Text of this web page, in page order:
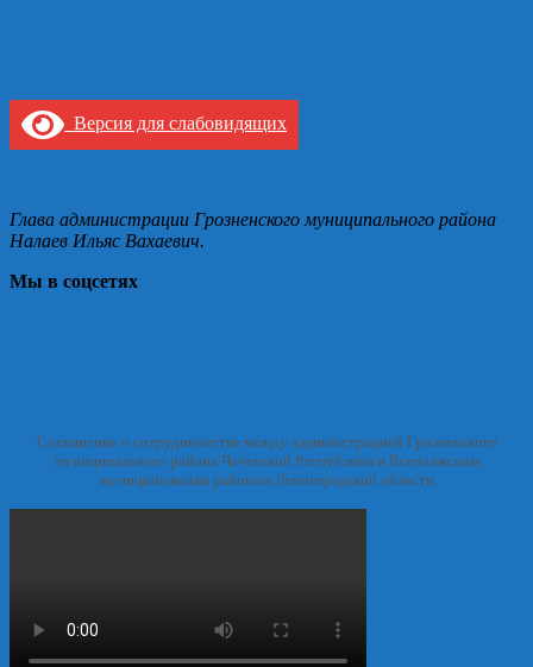
Версия для слабовидящих
Глава администрации Грозненского муниципального района
Налаев Ильяс Вахаевич.
Мы в соцсетях
Соглашение о сотрудничестве между администрацией Грозненского
муниципального района Чеченской Республики и Всеволжским
муниципальным районом Ленинградской области